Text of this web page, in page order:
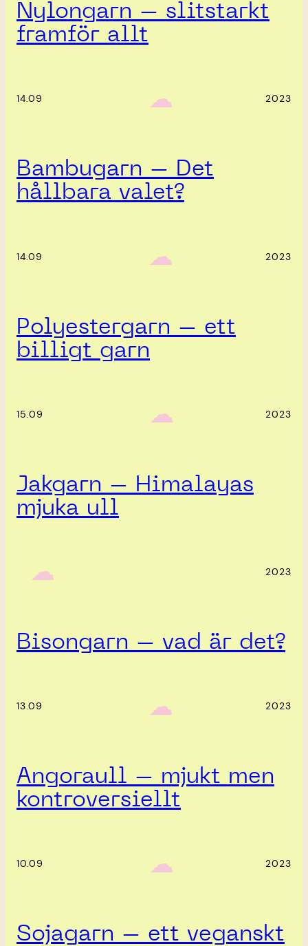
Nylongarn – slitstarkt
framför allt
14.09 ‎ ‎‎ ☁︎‎‎ 2023
Bambugarn – Det
hållbara valet?
14.09 ‎ ‎‎ ☁︎‎‎ 2023
Polyestergarn – ett
billigt garn
15.09 ‎ ‎‎ ☁︎‎‎ 2023
Jakgarn – Himalayas
mjuka ull
‎ ‎‎ ☁︎‎‎ 2023
Bisongarn – vad är det?
13.09 ‎ ‎‎ ☁︎‎‎ 2023
Angoraull – mjukt men
kontroversiellt
10.09 ‎ ‎‎ ☁︎‎‎ 2023
Sojagarn – ett veganskt